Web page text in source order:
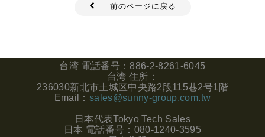
前のページに戻る
台湾 電話番号：886-2-8261-6045
台湾 住所：
236030新北市土城区中央路2段115巷2号1 階
Email
： sales@sunny-group.com.tw
日本代表Tokyo Tech Sales
日本 電話番号： 080-1240-3595